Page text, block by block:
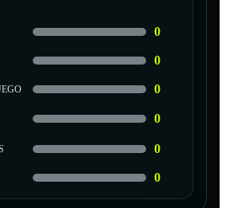
0
0
0
0
0
0